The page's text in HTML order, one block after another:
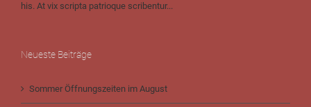
his. At vix scripta patrioque scribentur...
Neueste Beiträge
Sommer Öffnungszeiten im August